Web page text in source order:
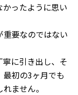
ったように思い
要なのではない
に引き出し、そ
初の3ヶ月でも
ません。